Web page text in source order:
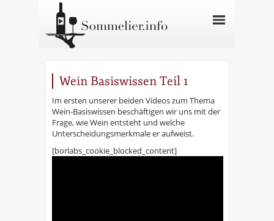
Wein Basiswissen Teil 1
Im ersten unserer beiden Videos zum Thema
Wein-Basiswissen beschäftigen wir uns mit der
Frage, wie Wein entsteht und welche
Unterscheidungsmerkmale er aufweist.
[borlabs_cookie_blocked_content]